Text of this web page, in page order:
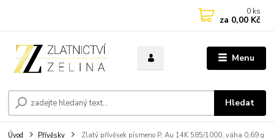
Menu
Hledat
0 ks
za 0,00 Kč
Úvod Přívěsky Zlatý přívěsek písmeno P, Au 14K 585/1000, váha 0,69 g